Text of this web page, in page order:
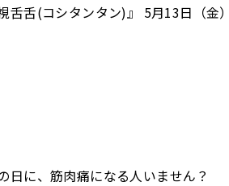
舌舌(コシタンタン)』 5月13日（金
日に、筋肉痛になる人いません？